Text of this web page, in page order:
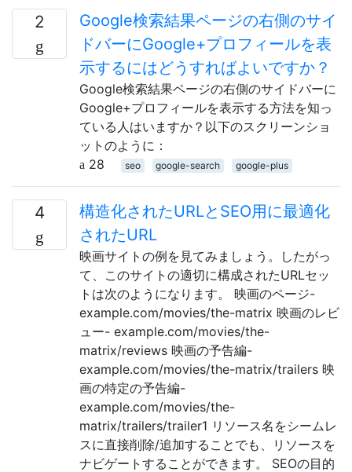
2
Google検索結果ページの右側のサイ
ドバーにGoogle+プロフィールを表
示するにはどうすればよいですか？
Google検索結果ページの右側のサイドバーに
Google+プロフィールを表示する方法を知っ
ている人はいますか？以下のスクリーンショ
ットのように：
28
seo google-search google-plus
4
構造化されたURLとSEO用に最適化
されたURL
映画サイトの例を見てみましょう。したがっ
て、このサイトの適切に構成されたURLセッ
トは次のようになります。 映画のページ-
example.com/movies/the-matrix 映画のレビ
ュー- example.com/movies/the-
matrix/reviews 映画の予告編-
example.com/movies/the-matrix/trailers 映
画の特定の予告編-
example.com/movies/the-
matrix/trailers/trailer1 リソース名をシームレ
スに直接削除/追加することでも、リソースを
ナビゲートすることができます。 SEOの目的